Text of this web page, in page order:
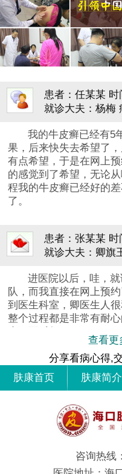
患者：任某某 时
就诊大夫：杨梅
我的牛皮癣已经有5
果，后来快失去希望了
有点希望，于是在网上
的感觉到了希望，无论
程我的牛皮癣已经好的
了。
患者：张某某 时
就诊大夫：卿旗
进医院以后，哇，
队，而我直接在网上预
到医生科室，卿医生人
整个过程都是非常有耐
查看更
分享看病心得,
肤康首页
肤康简介
咨询热线：